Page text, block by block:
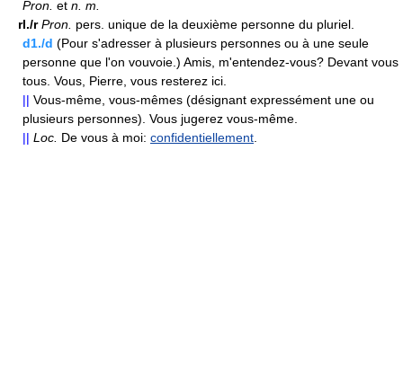
Pron. et n. m.
rI./r Pron. pers. unique de la deuxième personne du pluriel.
d1./d (Pour s'adresser à plusieurs personnes ou à une seule
personne que l'on vouvoie.) Amis, m'entendez-vous? Devant vous
tous. Vous, Pierre, vous resterez ici.
|| Vous-même, vous-mêmes (désignant expressément une ou
plusieurs personnes). Vous jugerez vous-même.
|| Loc. De vous à moi: confidentiellement.